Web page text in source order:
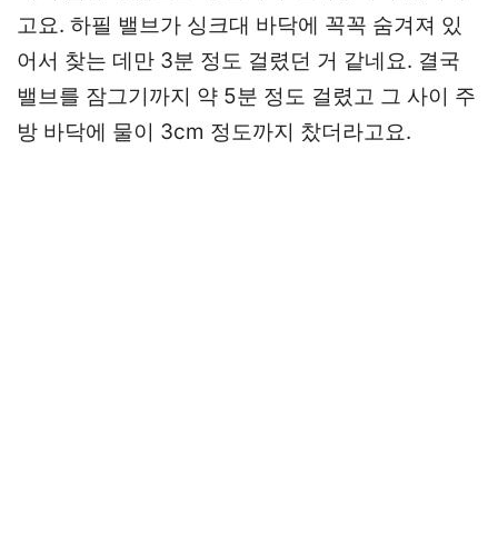
고요. 하필 밸브가 싱크대 바닥에 꼭꼭 숨겨져 있
어서 찾는 데만 3분 정도 걸렸던 거 같네요. 결국
밸브를 잠그기까지 약 5분 정도 걸렸고 그 사이 주
방 바닥에 물이 3cm 정도까지 찼더라고요.